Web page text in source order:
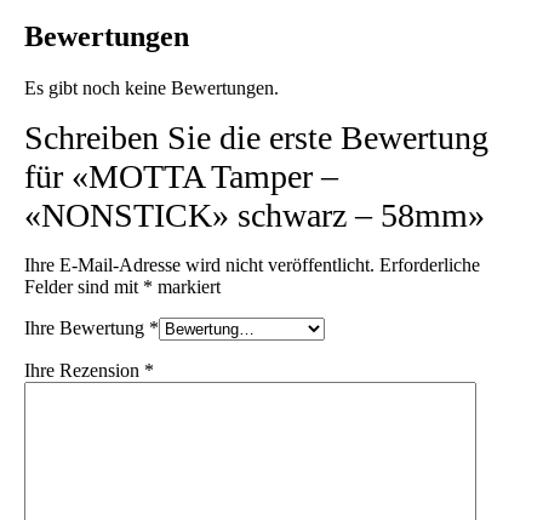
Bewertungen
Es gibt noch keine Bewertungen.
Schreiben Sie die erste Bewertung
für «MOTTA Tamper –
«NONSTICK» schwarz – 58mm»
Ihre E-Mail-Adresse wird nicht veröffentlicht. Erforderliche
Felder sind mit * markiert
Ihre Bewertung *
Ihre Rezension *